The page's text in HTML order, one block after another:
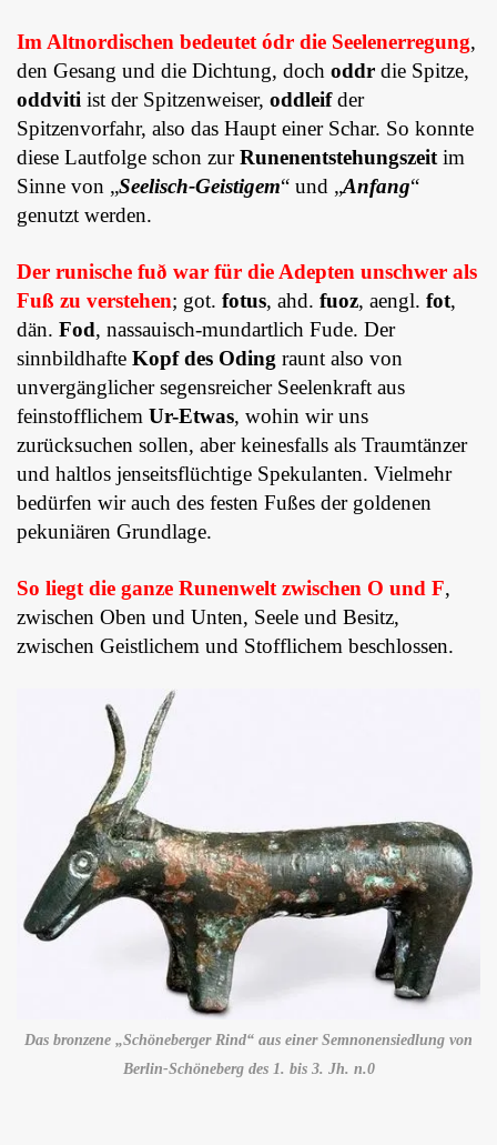
Im Altnordischen bedeutet ódr die Seelen­erregung,
den Ge­sang und die Dichtung, doch oddr die Spitze,
oddviti ist der Spitzenweiser, oddleifder
Spitzenvorfahr, also das Haupt einer Schar. So konnte
diese Lautfolge schon zurRunen­ent­ste­hungs­zeit im
Sinne von „Seelisch­-Geistigem“ und „Anfang“
genutzt werden.
Der runische fuð war für die Adepten unschwer als
Fuß zu verstehen; got. fotus, ahd. fuoz, aengl. fot,
dän. Fod, nassauisch-mundartlich Fude. Der
sinnbildhafte Kopf des Oding raunt also von
unvergänglicher segensreicher Seelenkraft aus
feinstofflichem Ur-Etwas, wohin wir uns
zurücksuchen sollen, aber keinesfalls als Traumtänzer
und haltlos jenseitsflüchtige Spekulanten. Viel­mehr
bedürfen wir auch des festen Fußes der goldenen
pekuniären Grund­lage.
So liegt die ganze Runenwelt zwischen O und F,
zwischen Oben und Unten, Seele und Besitz,
zwischen Geistlichem und Stoff­lichem beschlossen.
Das bronzene „Schöneberger Rind“ aus einer Semnonensiedlung von
Berlin-Schöneberg des 1. bis 3. Jh. n.0